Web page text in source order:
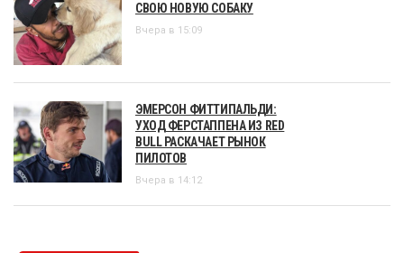
СВОЮ НОВУЮ СОБАКУ
Вчера в 15:09
ЭМЕРСОН ФИТТИПАЛЬДИ:
УХОД ФЕРСТАППЕНА ИЗ RED
BULL РАСКАЧАЕТ РЫНОК
ПИЛОТОВ
Вчера в 14:12